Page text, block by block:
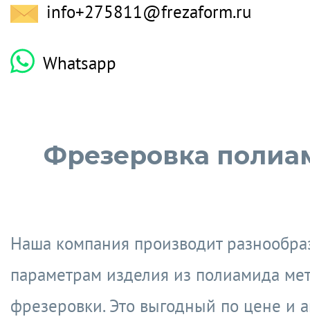
info+275811@frezaform.ru
Whatsapp
Фрезеровка
Наша компания производит
параметрам изделия из полиамида
фрезеровки. Это выгодный по цене и